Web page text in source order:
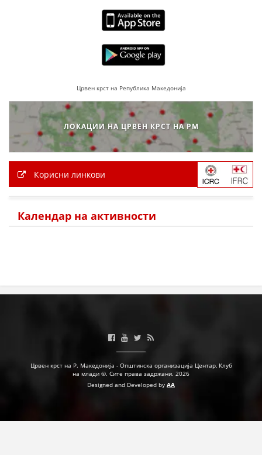
СТРАТЕГИИ
ЕДУКАТИВНО ИНФОРМАТИВНИ МАТЕРИЈАЛИ
ПРЕЗЕНТАЦИИ
Црвен крст на Република Македонија
ЛОКАЦИИ НА ЦРВЕН КРСТ НА РМ
Корисни линкови
Календар на активности
Црвен крст на Р. Македонија - Општинска организација Центар, Клуб
на млади ©. Сите права задржани. 2026
Designed and Developed by AA